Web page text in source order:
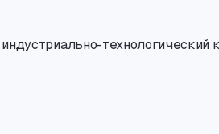
индустриально-технологический